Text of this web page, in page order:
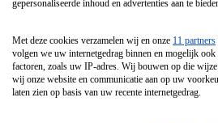
Schermgrootte 85 Inch
Schermgrootte 98 Inch
Tcl
gepersonaliseerde inhoud en advertenties aan te
Met deze cookies verzamelen wij en onze 11 partners
volgen we uw internetgedrag binnen en mogelijk
factoren, zoals uw IP-adres. Wij bouwen op die
wij onze website en communicatie aan op uw
laten zien op basis van uw recente internetgedrag.